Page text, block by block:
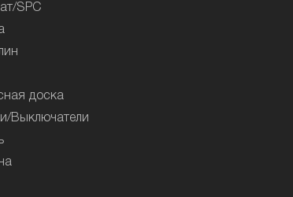
SPC
доска
Выключатели